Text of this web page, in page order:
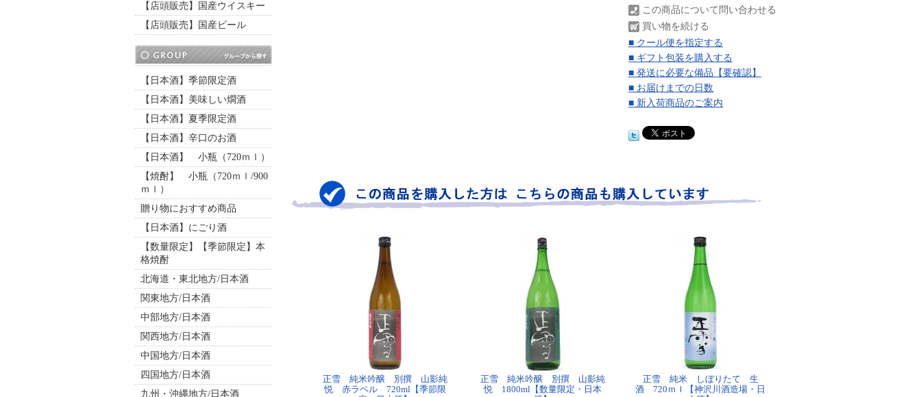
【店頭販売】国産ウイスキー
【店頭販売】国産ビール
【日本酒】季節限定酒
【日本酒】美味しい燗酒
【日本酒】夏季限定酒
【日本酒】辛口のお酒
【日本酒】 小瓶（720ｍｌ）
【焼酎】 小瓶（720ｍｌ/900
ｍｌ）
贈り物におすすめ商品
【日本酒】にごり酒
【数量限定】【季節限定】本
格焼酎
北海道・東北地方/日本酒
関東地方/日本酒
中部地方/日本酒
関西地方/日本酒
中国地方/日本酒
四国地方/日本酒
九州・沖縄地方/日本酒
この商品について問い合わせる
買い物を続ける
■ クール便を指定する
■ ギフト包装を購入する
■ 発送に必要な備品【要確認】
■ お届けまでの日数
■ 新入荷商品のご案内
正雪 純米吟醸 別撰 山影純
悦 赤ラベル 720ml【季節限
正雪 純米吟醸 別撰 山影純
悦 1800ml【数量限定・日本
正雪 純米 しぼりたて 生
酒 720ｍｌ【神沢川酒造場・日